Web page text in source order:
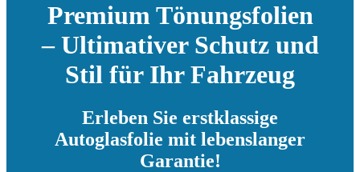
Premium Tönungsfolien
– Ultimativer Schutz und
Stil für Ihr Fahrzeug
Erleben Sie erstklassige
Autoglasfolie mit lebenslanger
Garantie!